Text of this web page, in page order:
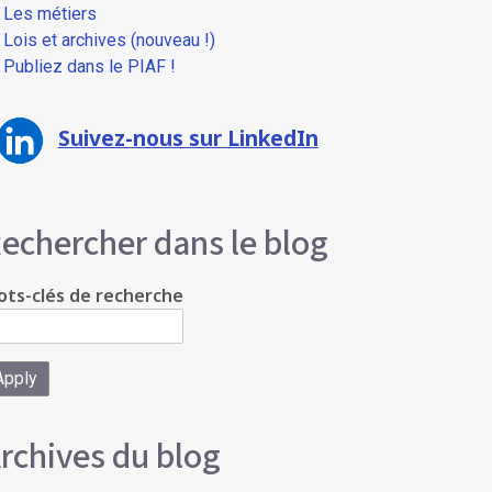
Les métiers
Lois et archives (nouveau !)
Publiez dans le PIAF !
Suivez-nous sur LinkedIn
dans le blog
clés de recherche
du blog